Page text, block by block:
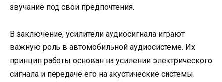
звучание под свои предпочтения.
В заключение, усилители аудиосигнала играют
важную роль в автомобильной аудиосистеме. Их
принцип работы основан на усилении электрического
сигнала и передаче его на акустические системы.